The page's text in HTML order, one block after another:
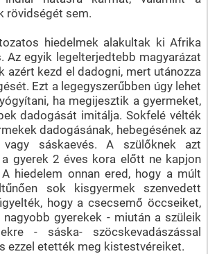
rövidségét sem.
hiedelmek alakultak ki Afrika
Az egyik legelterjedtebb magyarázat
azért kezd el dadogni, mert utánozza
Ezt a legegyszerűbben úgy lehet
ha megijesztik a gyermeket,
dadogását imitálja. Sokfelé vélték
dadogásának, hebegésének az
sáskaevés. A szülőknek azt
gyerek 2 éves kora előtt ne kapjon
hiedelem onnan ered, hogy a múlt
sok kisgyermek szenvedett
hogy a csecsemő öccseiket,
gyerekek - miután a szüleik
- sáska- szöcskevadászással
ezzel etették meg kistestvéreiket.